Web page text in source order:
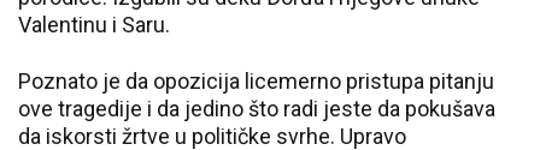
Valentinu i Saru.
Poznato je da opozicija licemerno pristupa pitanju
ove tragedije i da jedino što radi jeste da pokušava
da iskorsti žrtve u političke svrhe. Upravo